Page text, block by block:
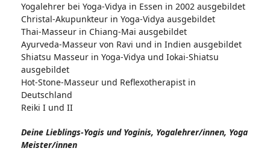
Yogalehrer bei Yoga-Vidya in Essen in 2002 ausgebildet
Christal-Akupunkteur in Yoga-Vidya ausgebildet
Thai-Masseur in Chiang-Mai ausgebildet
Ayurveda-Masseur von Ravi und in Indien ausgebildet
Shiatsu Masseur in Yoga-Vidya und Iokai-Shiatsu
ausgebildet
Hot-Stone-Masseur und Reflexotherapist in
Deutschland
Reiki I und II
Deine Lieblings-Yogis und Yoginis, Yogalehrer/innen, Yoga
Meister/innen